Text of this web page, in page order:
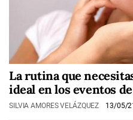
La rutina que
ideal en los eventos
SILVIA AMORES VELÁZQUEZ 13/05/